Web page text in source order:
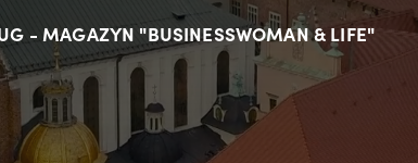
- MAGAZYN "BUSINESSWOMAN & LIFE"